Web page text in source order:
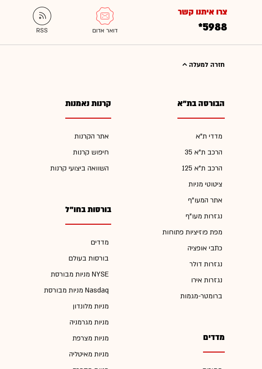
צרו איתנו קשר
*5988
חזרה למעלה
הבורסה בת"א
מדדי ת"א
הרכב ת"א 35
הרכב ת"א 125
ציטוטי מניות
אתר המעו"ף
נגזרות מעו"ף
מפת פוזיציות פתוחות
כתבי אופציה
נגזרות דולר
נגזרות אירו
ברומטר-מגמות
מדדים
קרנות נאמנות
אתר הקרנות
חיפוש קרנות
השוואה ביצועי קרנות
בורסות בחו"ל
מדדים
בורסות בעולם
מניות מבורסת NYSE
מניות מבורסת Nasdaq
מניות מלונדון
מניות מגרמניה
מניות מצרפת
מניות מאיטליה